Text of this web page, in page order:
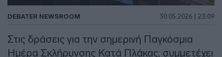
DEBATER NEWSROOM 30.05.2026 | 23:09
Στις δράσεις για την σημερινή Παγκόσμια
Ημέρα Σκλήρυνσης Κατά Πλάκας, συμμετέχει